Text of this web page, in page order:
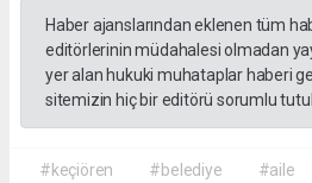
Haber ajanslarından eklenen tüm
editörlerinin müdahalesi olmadan
yer alan hukuki muhataplar haberi
sitemizin hiç bir editörü sorumlu
#keçiören #belediye #aile